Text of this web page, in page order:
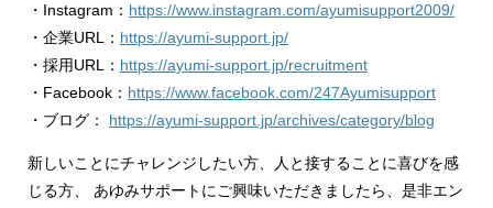
・Instagram： https://www.instagram.com/ayumisupport2009/
・企業URL： https://ayumi-support.jp/
・採用URL： https://ayumi-support.jp/recruitment
・Facebook： https://www.facebook.com/247Ayumisupport
・ブログ： https://ayumi-support.jp/archives/category/blog
新しいことにチャレンジしたい方、人と接することに喜びを感
じる方、 あゆみサポートにご興味いただきましたら、是非エン